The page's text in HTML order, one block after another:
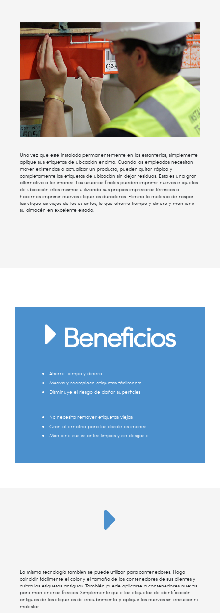
Una vez que esté instalado permanentemente en las estanterías, simplemente
aplique sus etiquetas de ubicación encima. Cuando los empleados necesitan
mover existencias o actualizar un producto, pueden quitar rápida y
completamente las etiquetas de ubicación sin dejar residuos. Esta es una gran
alternativa a los imanes. Los usuarios finales pueden imprimir nuevas etiquetas
de ubicación ellos mismos utilizando sus propias impresoras térmicas o
hacernos imprimir nuevas etiquetas duraderas. Elimina la molestia de raspar
las etiquetas viejas de los estantes, lo que ahorra tiempo y dinero y mantiene
su almacén en excelente estado.
Beneficios
Ahorre tiempo y dinero
Mueva y reemplace etiquetas fácilmente
Disminuye el riesgo de dañar superficies
No necesita remover etiquetas viejas
Gran alternativa para los obsoletos imanes
Mantiene sus estantes limpios y sin desgaste.
La misma tecnología también se puede utilizar para contenedores. Haga
coincidir fácilmente el color y el tamaño de los contenedores de sus clientes y
cubra las etiquetas antiguas. También puede aplicarse a contenedores nuevos
para mantenerlos frescos. Simplemente quite las etiquetas de identificación
antiguas de las etiquetas de encubrimiento y aplique las nuevas sin ensuciar ni
molestar.